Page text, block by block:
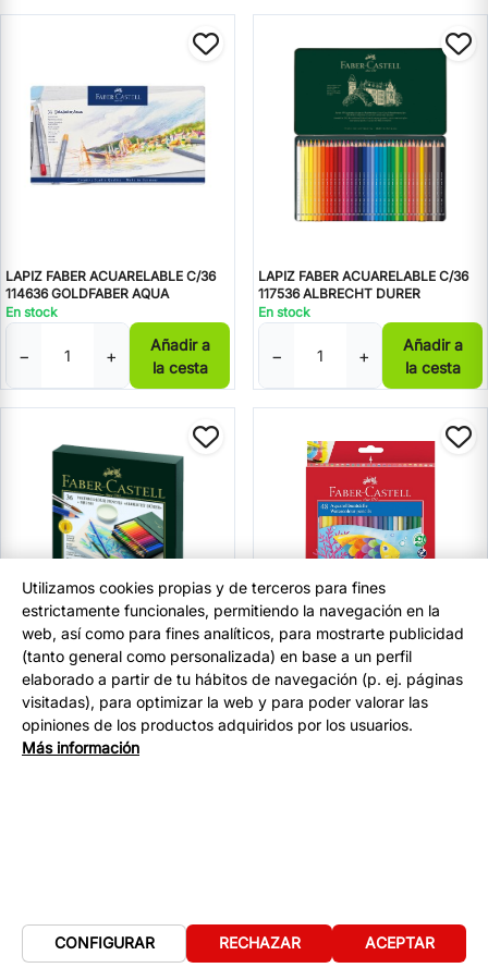
LAPIZ FABER ACUARELABLE C/36
114636 GOLDFABER AQUA
En stock
− +
Añadir a
la cesta
LAPIZ FABER ACUARELABLE C/36
117536 ALBRECHT DURER
En stock
− +
Añadir a
la cesta
LAPIZ FABER ACUARELABLE C/36
117538 ALBRECHT DURER
En stock
− +
Añadir a
LAPIZ FABER ACUARELABLE C/48
114448 SERIE ROJA
En stock
Añadir a
Utilizamos cookies propias y de terceros para fines
estrictamente funcionales, permitiendo la navegación en la
web, así como para fines analíticos, para mostrarte publicidad
(tanto general como personalizada) en base a un perfil
elaborado a partir de tu hábitos de navegación (p. ej. páginas
visitadas), para optimizar la web y para poder valorar las
opiniones de los productos adquiridos por los usuarios.
Más información
CONFIGURAR RECHAZAR ACEPTAR